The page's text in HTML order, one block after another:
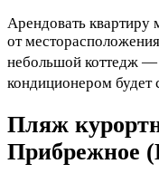
Арендовать квартиру
от
небольшой коттедж —
кондиционером будет
Пляж
Прибрежное